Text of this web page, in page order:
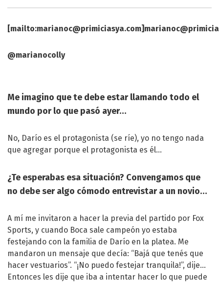
[mailto:marianoc@primiciasya.com]
@marianocolly
Me imagino que te debe estar llamando todo el
mundo por lo que pasó ayer…
No, Darío es el protagonista (se ríe), yo no tengo nada
que agregar porque el protagonista es él…
¿Te esperabas esa situación? Convengamos que
no debe ser algo cómodo entrevistar a un novio…
A mí me invitaron a hacer la previa del partido por Fox
Sports, y cuando Boca sale campeón yo estaba
festejando con la familia de Darío en la platea. Me
mandaron un mensaje que decía: “Bajá que tenés que
hacer vestuarios”. “¡No puedo festejar tranquila!”, dije…
Entonces les dije que iba a intentar hacer lo que puede